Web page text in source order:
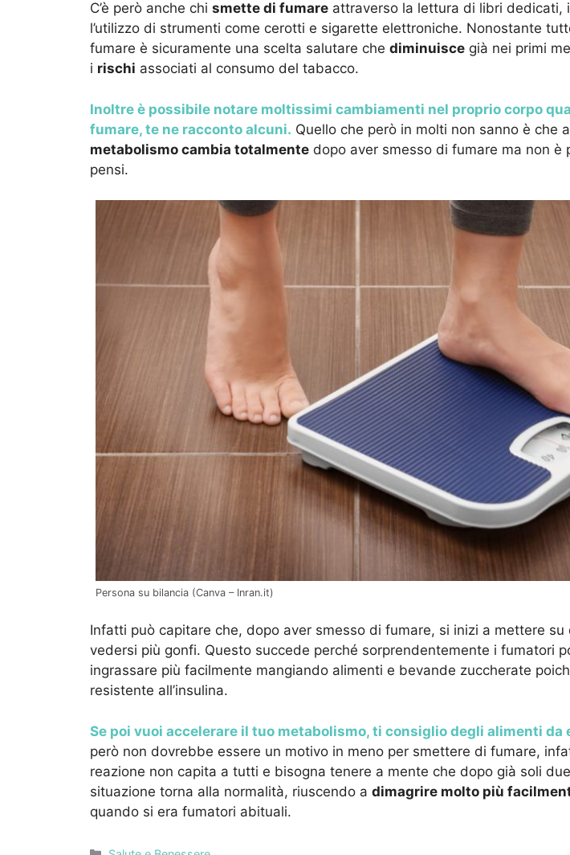
C’è però anche chi smette di fumare attraverso la lettura di libri dedicati,
l’utilizzo di strumenti come cerotti e sigarette elettroniche. Nonostante
fumare è sicuramente una scelta salutare che diminuisce già nei primi
i rischi associati al consumo del tabacco.
Inoltre è possibile notare moltissimi cambiamenti nel proprio corpo
fumare, te ne racconto alcuni. Quello che però in molti non sanno è che
metabolismo cambia totalmente dopo aver smesso di fumare ma non è
pensi.
Persona su bilancia (Canva – Inran.it)
Infatti può capitare che, dopo aver smesso di fumare, si inizi a mettere su
vedersi più gonfi. Questo succede perché sorprendentemente i fumatori
ingrassare più facilmente mangiando alimenti e bevande zuccherate
resistente all’insulina.
Se poi vuoi accelerare il tuo metabolismo, ti consiglio degli alimenti da
però non dovrebbe essere un motivo in meno per smettere di fumare,
reazione non capita a tutti e bisogna tenere a mente che dopo già soli
situazione torna alla normalità, riuscendo a dimagrire molto più
quando si era fumatori abituali.